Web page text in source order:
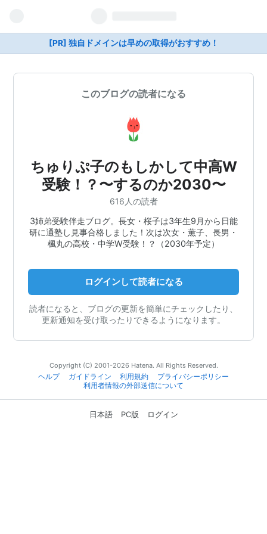
[PR] 独自ドメインは早めの取得がおすすめ！
このブログの読者になる
ちゅりぷ子のもしかして中高W
受験！？〜するのか2030〜
616人の読者
3姉弟受験伴走ブログ。長女・桜子は3年生9月から日能
研に通塾し見事合格しました！次は次女・薫子、長男・
楓丸の高校・中学W受験！？（2030年予定）
ログインして読者になる
読者になると、ブログの更新を簡単にチェックしたり、
更新通知を受け取ったりできるようになります。
Copyright (C) 2001-2026 Hatena. All Rights Reserved.
ヘルプ
ガイドライン 利用規約
プライバシーポリシー
利用者情報の外部送信について
日本語 PC版 ログイン